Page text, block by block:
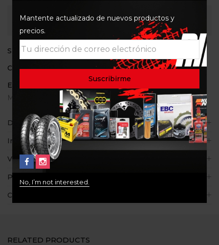
Consultar
SKU: N/D
Categoría: Llantas
Etiquetas:
MICHELIN ANAKEE ADVENTURE
Descripción
Información adicional
Valoraciones (0)
Políticas de la tienda
Consultas
RELATED PRODUCTS
Mantente actualizado de nuevos productos y
precios.
No, I’m not interested.